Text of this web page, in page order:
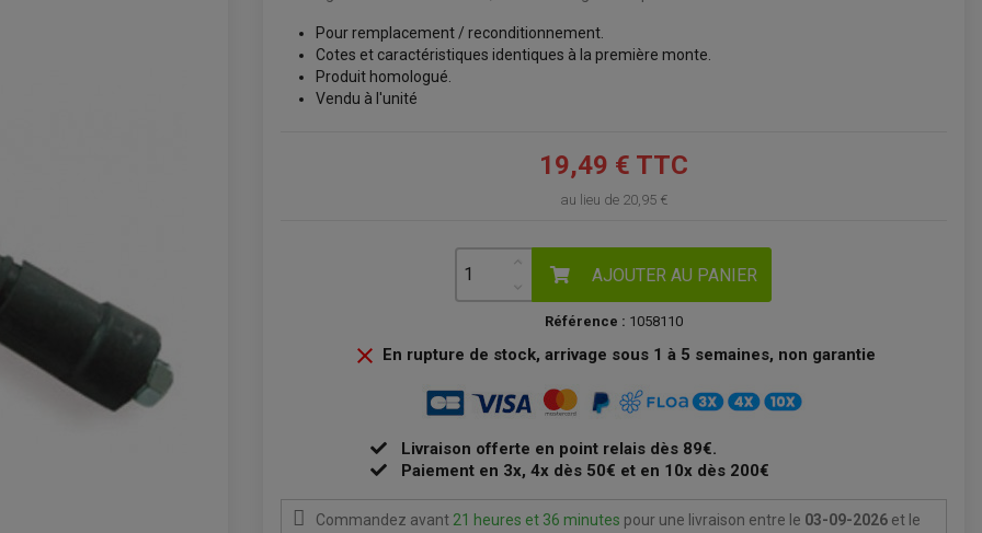
Pour remplacement / reconditionnement.
Cotes et caractéristiques identiques à la première monte.
Produit homologué.
Vendu à l'unité
19,49 € TTC
au lieu de 20,95 €
AJOUTER AU PANIER
Référence : 1058110
 En rupture de stock, arrivage sous 1 à 5 semaines, non garantie
Livraison offerte en point relais dès 89€.
Paiement en 3x, 4x dès 50€ et en 10x dès 200€
Commandez avant 21 heures et 36 minutes pour une livraison entre le 03-09-2026 et le